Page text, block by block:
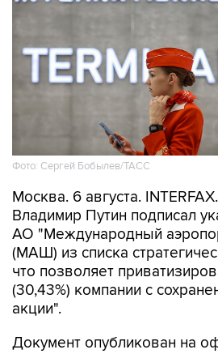
Фото: Сергей Бобылев/ТАСС
Москва. 6 августа.
Владимир Путин подписал
АО "Международный
(МАШ) из списка
что позволяет
(30,43%) компании с
акции".
Документ опубликован на